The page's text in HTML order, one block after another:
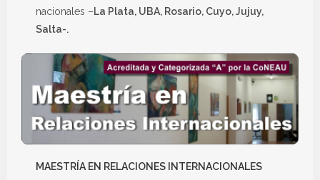
nacionales –La Plata, UBA, Rosario, Cuyo, Jujuy,
Salta-.
MAESTRÍA EN RELACIONES INTERNACIONALES